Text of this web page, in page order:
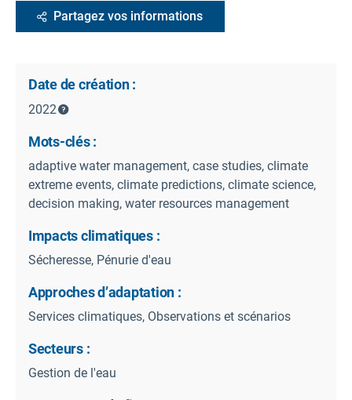
Partagez vos informations
Date de création :
2022
Mots-clés :
adaptive water management, case studies, climate
extreme events, climate predictions, climate science,
decision making, water resources management
Impacts climatiques :
Sécheresse, Pénurie d'eau
Approches d’adaptation :
Services climatiques, Observations et scénarios
Secteurs :
Gestion de l'eau